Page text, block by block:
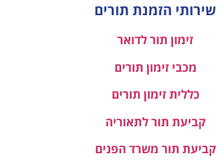
שירותי הזמנת תורים
זימון תור לדואר
מכבי זימון תורים
כללית זימון תורים
קביעת תור לתאוריה
קביעת תור משרד הפנים